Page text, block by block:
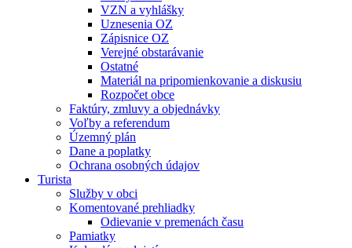
VZN a vyhlášky
Uznesenia OZ
Zápisnice OZ
Verejné obstarávanie
Ostatné
Materiál na pripomienkovanie a diskusiu
Rozpočet obce
Faktúry, zmluvy a objednávky
Voľby a referendum
Územný plán
Dane a poplatky
Ochrana osobných údajov
Turista
Služby v obci
Komentované prehliadky
Odievanie v premenách času
Pamiatky